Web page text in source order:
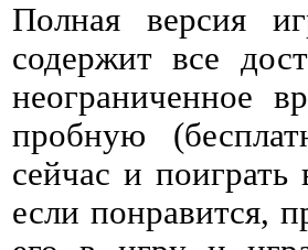
Полная версия
содержит все
неограниченное
пробную
сейчас и
если понравится,